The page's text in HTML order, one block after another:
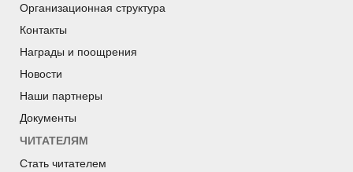
Организационная структура
Контакты
Награды и поощрения
Новости
Наши партнеры
Документы
ЧИТАТЕЛЯМ
Стать читателем